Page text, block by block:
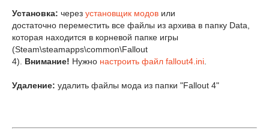
Установка: через установщик модов или
достаточно переместить все файлы из архива в папку Data,
которая находится в корневой папке игры
(Steam\steamapps\common\Fallout
4). Внимание! Нужно настроить файл fallout4.ini
Удаление: удалить файлы мода из папки "Fallout 4"